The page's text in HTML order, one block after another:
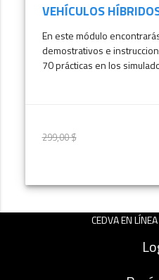
VEHÍCULOS
En este módulo
demostrativos e
70 prácticas en los
299,00 $
CEDVA EN